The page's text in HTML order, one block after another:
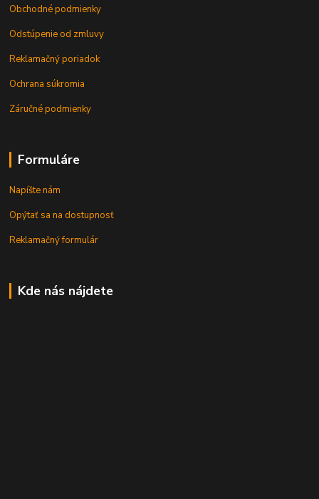
Obchodné podmienky
Odstúpenie od zmluvy
Reklamačný poriadok
Ochrana súkromia
Záručné podmienky
Formuláre
Napíšte nám
Opýtať sa na dostupnosť
Reklamačný formulár
Kde nás nájdete